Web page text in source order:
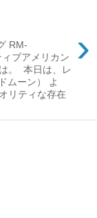
›
RM-
ブアメリカン
。 本日は、レ
ムーン） よ
リティな存在